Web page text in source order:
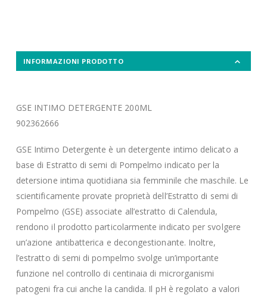
INFORMAZIONI PRODOTTO
GSE INTIMO DETERGENTE 200ML
902362666
GSE Intimo Detergente è un detergente intimo delicato a
base di Estratto di semi di Pompelmo indicato per la
detersione intima quotidiana sia femminile che maschile. Le
scientificamente provate proprietà dell’Estratto di semi di
Pompelmo (GSE) associate all’estratto di Calendula,
rendono il prodotto particolarmente indicato per svolgere
un’azione antibatterica e decongestionante. Inoltre,
l’estratto di semi di pompelmo svolge un’importante
funzione nel controllo di centinaia di microrganismi
patogeni fra cui anche la candida. Il pH è regolato a valori